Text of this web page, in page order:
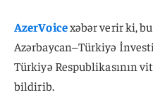
AzerVoicexəbər verir ki,
Azərbaycan–Türkiyə
Türkiyə Respublikasının
bildirib.